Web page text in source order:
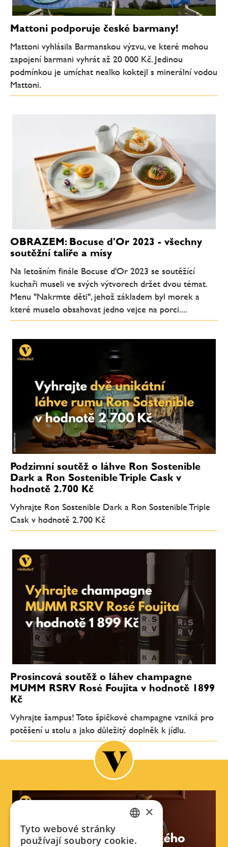
Mattoni podporuje české barmany!
Mattoni vyhlásila Barmanskou výzvu, ve které mohou
zapojení barmani vyhrát až 20 000 Kč. Jedinou
podmínkou je umíchat nealko koktejl s minerální vodou
Mattoni.
OBRAZEM: Bocuse d'Or 2023 - všechny
soutěžní talíře a mísy
Na letošním finále Bocuse d'Or 2023 se soutěžící
kuchaři museli ve svých výtvorech držet dvou témat.
Menu "Nakrmte děti", jehož základem byl morek a
které muselo obsahovat jedno vejce na porci....
Podzimní soutěž o láhve Ron Sostenible
Dark a Ron Sostenible Triple Cask v
hodnotě 2.700 Kč
Vyhrajte Ron Sostenible Dark a Ron Sostenible Triple
Cask v hodnotě 2.700 Kč
Prosincová soutěž o láhev champagne
MUMM RSRV Rosé Foujita v hodnotě 1899
Kč
Vyhrajte šampus! Toto špičkové champagne vzniká pro
potěšení u stolu a jako důležitý doplněk k jídlu.
×
Tyto webové stránky
používají soubory cookie.